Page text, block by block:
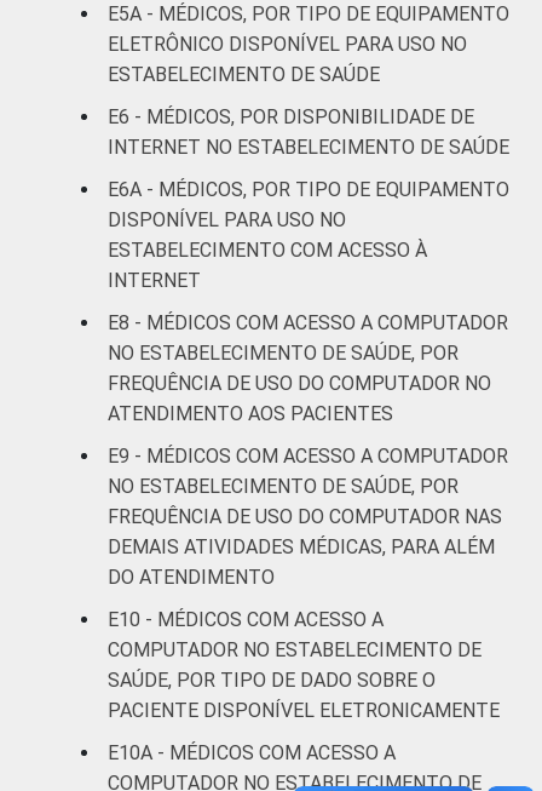
apoio à
diagnose e
terapia
-
IDENTIFICAÇÃO DE
DE SAÚDE
UBS 75
Não UBS 91
FAIXA ETÁRIA
Até 35
De 36 a 50
anos
91
anos ou
mais
86
LOCALIZAÇÃO Capital 96
Interior
Fonte: CGI.br/NIC.br, Centro Regional de
Estudos para o Desenvolvimento da
Pesquisa sobre o uso das tecnologias de
E5A - MÉDICOS, POR TIPO DE EQUIPAMENTO
ELETRÔNICO DISPONÍVEL PARA USO NO
ESTABELECIMENTO DE SAÚDE
E6 - MÉDICOS, POR DISPONIBILIDADE DE
INTERNET NO ESTABELECIMENTO DE SAÚDE
E6A - MÉDICOS, POR TIPO DE EQUIPAMENTO
DISPONÍVEL PARA USO NO
ESTABELECIMENTO COM ACESSO À
INTERNET
E8 - MÉDICOS COM ACESSO A COMPUTADOR
NO ESTABELECIMENTO DE SAÚDE, POR
FREQUÊNCIA DE USO DO COMPUTADOR NO
ATENDIMENTO AOS PACIENTES
E9 - MÉDICOS COM ACESSO A COMPUTADOR
NO ESTABELECIMENTO DE SAÚDE, POR
FREQUÊNCIA DE USO DO COMPUTADOR NAS
DEMAIS ATIVIDADES MÉDICAS, PARA ALÉM
DO ATENDIMENTO
E10 - MÉDICOS COM ACESSO A
COMPUTADOR NO ESTABELECIMENTO DE
SAÚDE, POR TIPO DE DADO SOBRE O
PACIENTE DISPONÍVEL ELETRONICAMENTE
E10A - MÉDICOS COM ACESSO A
COMPUTADOR NO ESTABELECIMENTO DE